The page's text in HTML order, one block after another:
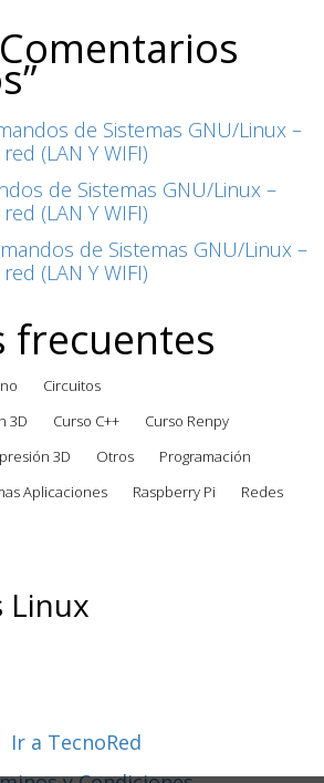
de Sistemas GNU/Linux –
(LAN Y WIFI)
de Sistemas GNU/Linux –
(LAN Y WIFI)
de Sistemas GNU/Linux –
(LAN Y WIFI)
frecuentes
Circuitos
3D
Curso C++
Curso Renpy
3D Otros
Programación
Aplicaciones Raspberry Pi
Redes
Linux
Ir a TecnoRed